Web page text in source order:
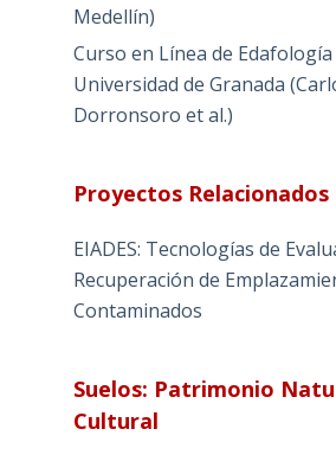
Medellín)
Curso en Línea de Edafología
Universidad de Granada
Dorronsoro et al.)
Proyectos Relacionados
EIADES: Tecnologías de
Recuperación de
Contaminados
Suelos: Patrimonio
Cultural